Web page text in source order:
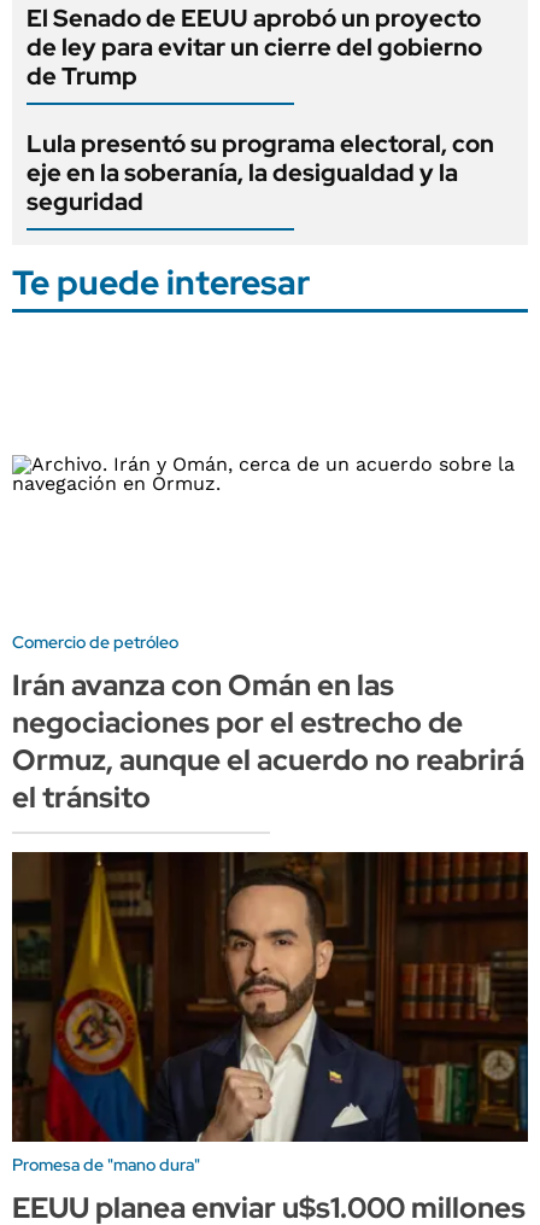
El Senado de EEUU aprobó un proyecto
de ley para evitar un cierre del gobierno
de Trump
Lula presentó su programa electoral, con
eje en la soberanía, la desigualdad y la
seguridad
Te puede interesar
Comercio de petróleo
Irán avanza con Omán en las
negociaciones por el estrecho de
Ormuz, aunque el acuerdo no reabrirá
el tránsito
Promesa de "mano dura"
EEUU planea enviar u$s1.000 millones